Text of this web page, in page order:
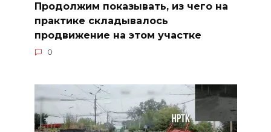
Продолжим показывать, из чего на
практике складывалось
продвижение на этом участке
0